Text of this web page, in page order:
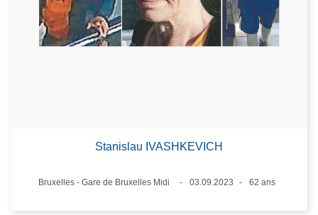
Stanislau IVASHKEVICH
Lieux
Bruxelles - Gare de Bruxelles Midi
03.09.2023
62 ans